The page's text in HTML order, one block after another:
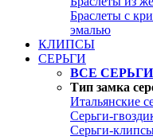
Браслеты с
эмалью
КЛИПСЫ
СЕРЬГИ
ВСЕ СЕРЬГИ
Тип замка
Итальянские
Серьги-
Серьги-